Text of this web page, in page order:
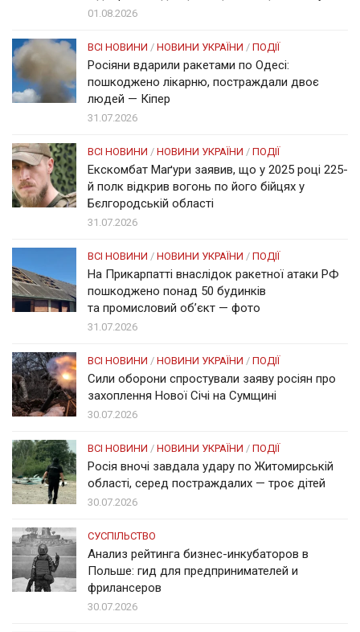
01.08.2026
ВСІ НОВИНИ / НОВИНИ УКРАЇНИ / ПОДІЇ
Росіяни вдарили ракетами по Одесі:
пошкоджено лікарню, постраждали двоє
людей — Кіпер
31.07.2026
ВСІ НОВИНИ / НОВИНИ УКРАЇНИ / ПОДІЇ
Екскомбат Маґури заявив, що у 2025 році 225-
й полк відкрив вогонь по його бійцях у
Бєлгородській області
31.07.2026
ВСІ НОВИНИ / НОВИНИ УКРАЇНИ / ПОДІЇ
На Прикарпатті внаслідок ракетної атаки РФ
пошкоджено понад 50 будинків
та промисловий об’єкт — фото
31.07.2026
ВСІ НОВИНИ / НОВИНИ УКРАЇНИ / ПОДІЇ
Сили оборони спростували заяву росіян про
захоплення Нової Січі на Сумщині
30.07.2026
ВСІ НОВИНИ / НОВИНИ УКРАЇНИ / ПОДІЇ
Росія вночі завдала удару по Житомирській
області, серед постраждалих — троє дітей
30.07.2026
СУСПІЛЬСТВО
Анализ рейтинга бизнес-инкубаторов в
Польше: гид для предпринимателей и
фрилансеров
30.07.2026